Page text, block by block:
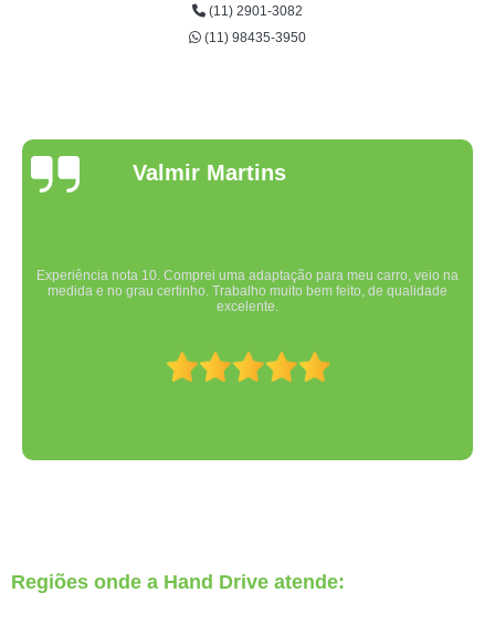
(11) 2901-3082
(11) 98435-3950
Valmir Martins
Experiência nota 10. Comprei uma adaptação para meu carro, veio na
medida e no grau certinho. Trabalho muito bem feito, de qualidade
excelente.
Regiões onde a Hand Drive atende: